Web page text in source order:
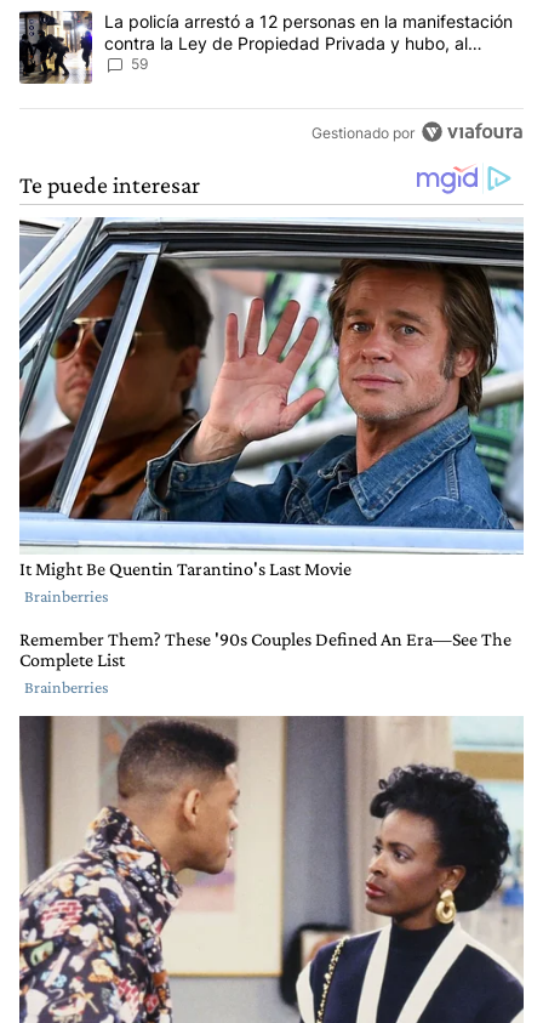
Un artículo de tendencia con el título "La policía arrestó a 12
La policía arrestó a 12 personas en la manifestación
contra la Ley de Propiedad Privada y hubo, al
menos, 3 agentes heridos
59
Gestionado por